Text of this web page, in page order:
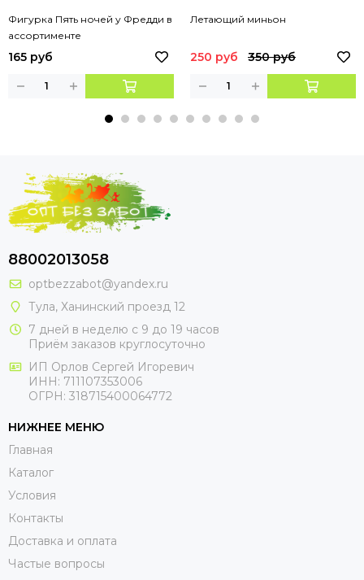
Фигурка Пять ночей у Фредди в
ассортименте
165 руб
Летающий миньон
250 руб 350 руб
88002013058
optbezzabot@yandex.ru
Тула, Ханинский проезд 12
7 дней в неделю с 9 до 19 часов
Приём заказов круглосуточно
ИП Орлов Сергей Игоревич
ИНН: 711107353006
ОГРН: 318715400064772
НИЖНЕЕ МЕНЮ
Главная
Каталог
Условия
Контакты
Доставка и оплата
Частые вопросы